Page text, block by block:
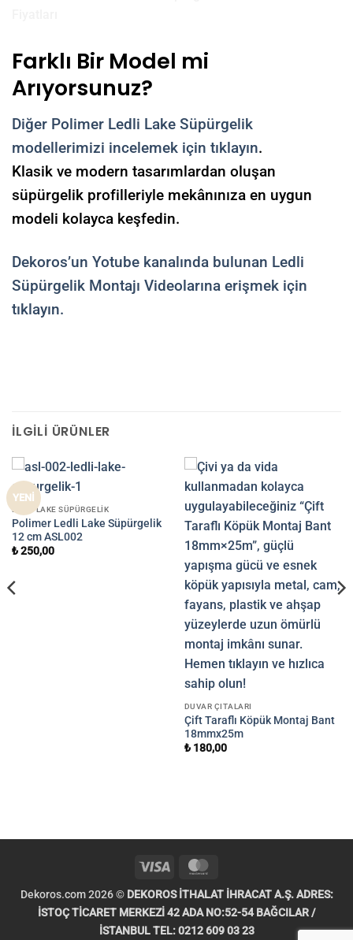
Farklı Bir Model mi
Arıyorsunuz?
Diğer Polimer Ledli Lake Süpürgelik
modellerimizi incelemek için tıklayın.
Klasik ve modern tasarımlardan oluşan
süpürgelik profilleriyle mekânınıza en uygun
modeli kolayca keşfedin.
Dekoros’un Yotube kanalında bulunan Ledli
Süpürgelik Montajı Videolarına erişmek için
tıklayın.
İLGILI ÜRÜNLER
YENİ
LEDLI LAKE SÜPÜRGELIK
Polimer Ledli Lake Süpürgelik
12 cm ASL002
₺250,00
DUVAR ÇITALARI
Çift Taraflı Köpük Montaj Bant
18mmx25m
₺180,00
Visa
Dekoros.com 2026 © DEKOROS İTHALAT İHRACAT A.Ş. ADRES:
İSTOÇ TİCARET MERKEZİ 42 ADA NO:52-54 BAĞCILAR /
İSTANBUL TEL: 0212 609 03 23